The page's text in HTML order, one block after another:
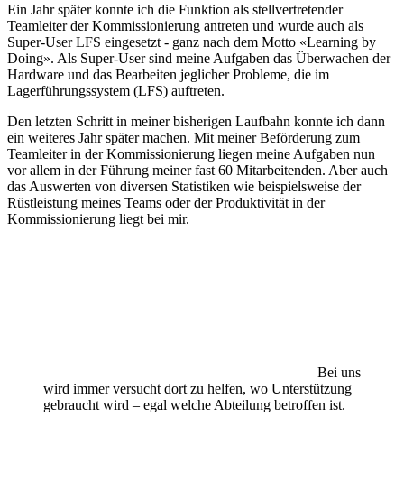
Ein Jahr später konnte ich die Funktion als stellvertretender
Teamleiter der Kommissionierung antreten und wurde auch als
Super-User LFS eingesetzt - ganz nach dem Motto «Learning by
Doing». Als Super-User sind meine Aufgaben das Überwachen der
Hardware und das Bearbeiten jeglicher Probleme, die im
Lagerführungssystem (LFS) auftreten.
Den letzten Schritt in meiner bisherigen Laufbahn konnte ich dann
ein weiteres Jahr später machen. Mit meiner Beförderung zum
Teamleiter in der Kommissionierung liegen meine Aufgaben nun
vor allem in der Führung meiner fast 60 Mitarbeitenden. Aber auch
das Auswerten von diversen Statistiken wie beispielsweise der
Rüstleistung meines Teams oder der Produktivität in der
Kommissionierung liegt bei mir.
Bei uns
wird immer versucht dort zu helfen, wo Unterstützung
gebraucht wird – egal welche Abteilung betroffen ist.